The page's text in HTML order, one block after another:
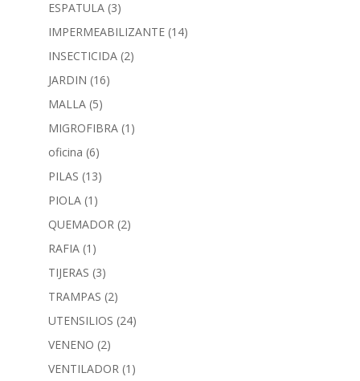
ESPATULA (3)
IMPERMEABILIZANTE (14)
INSECTICIDA (2)
JARDIN (16)
MALLA (5)
MIGROFIBRA (1)
oficina (6)
PILAS (13)
PIOLA (1)
QUEMADOR (2)
RAFIA (1)
TIJERAS (3)
TRAMPAS (2)
UTENSILIOS (24)
VENENO (2)
VENTILADOR (1)